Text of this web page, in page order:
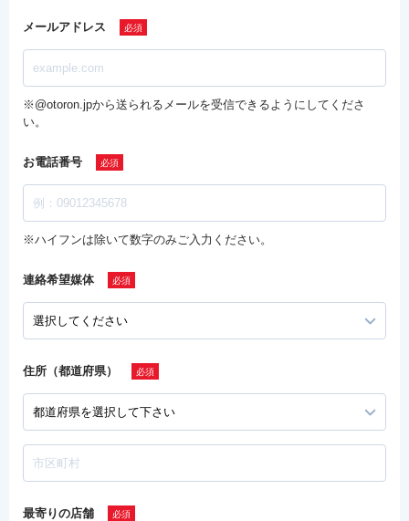
メールアドレス
※@otoron.jpから送られるメールを受信できるようにしてくださ
い。
お電話番号
※ハイフンは除いて数字のみご入力ください。
連絡希望媒体
住所（都道府県）
最寄りの店舗